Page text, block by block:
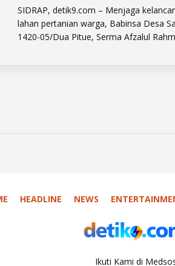
​SIDRAP, detik9.com – Menjaga
lahan pertanian warga, Babinsa Desa
1420-05/Dua Pitue, Serma Afzalul
HEADLINE NEWS
Ikuti Kami di